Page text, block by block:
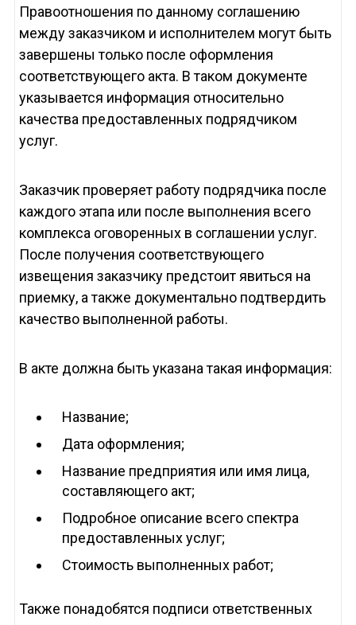
Правоотношения по данному соглашению
между заказчиком и исполнителем могут быть
завершены только после оформления
соответствующего акта. В таком документе
указывается информация относительно
качества предоставленных подрядчиком
услуг.
Заказчик проверяет работу подрядчика после
каждого этапа или после выполнения всего
комплекса оговоренных в соглашении услуг.
После получения соответствующего
извещения заказчику предстоит явиться на
приемку, а также документально подтвердить
качество выполненной работы.
В акте должна быть указана такая информация:
Название;
Дата оформления;
Название предприятия или имя лица,
составляющего акт;
Подробное описание всего спектра
предоставленных услуг;
Стоимость выполненных работ;
Также понадобятся подписи ответственных